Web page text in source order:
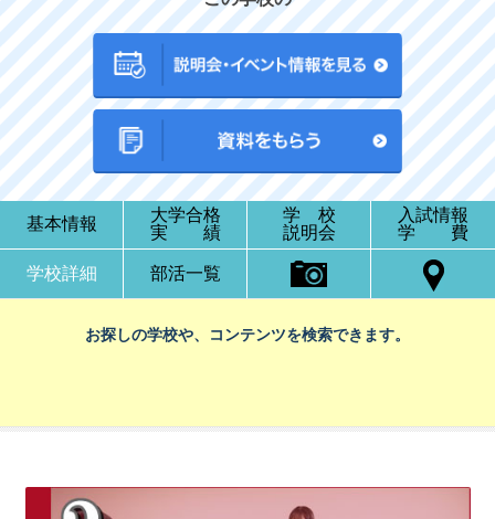
基本情報
大学合格
実 績
学 校
説明会
入試情報
学 費
学校詳細 部活一覧
お探しの学校や、コンテンツを検索できます。